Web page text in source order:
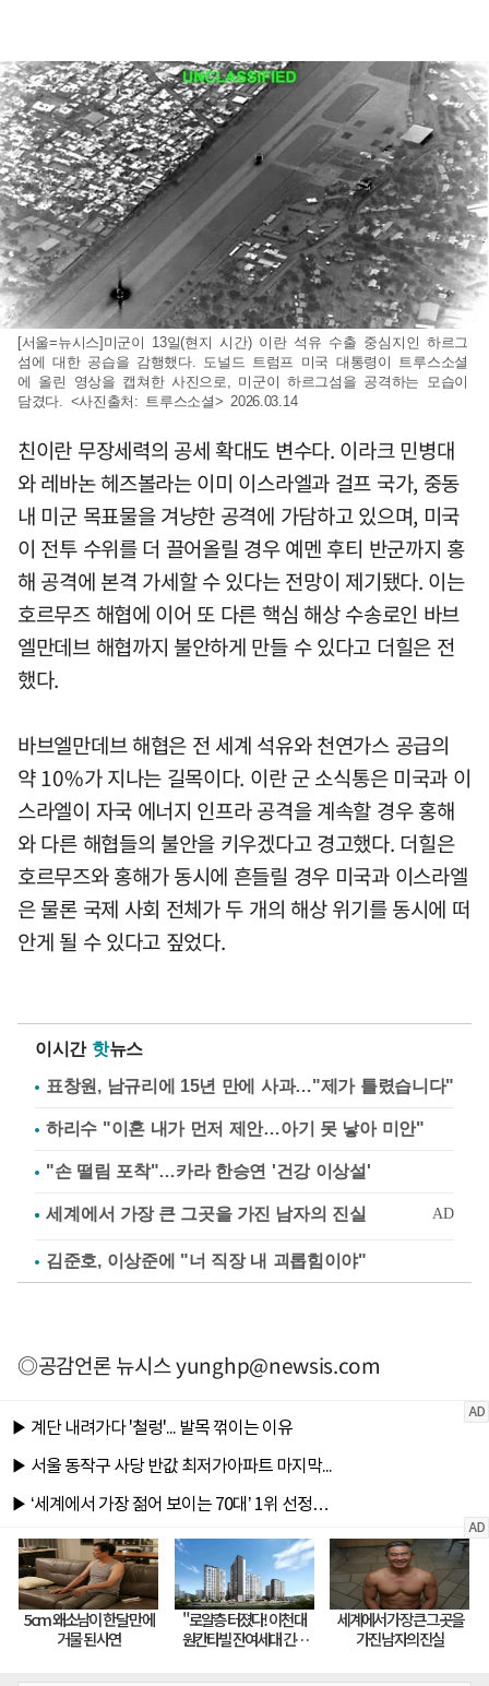
[서울=뉴시스]미군이 13일(현지 시간) 이란 석유 수출 중심지인 하르그
섬에 대한 공습을 감행했다. 도널드 트럼프 미국 대통령이 트루스소셜
에 올린 영상을 캡쳐한 사진으로, 미군이 하르그섬을 공격하는 모습이
담겼다. <사진출처: 트루스소셜> 2026.03.14
친이란 무장세력의 공세 확대도 변수다. 이라크 민병대
와 레바논 헤즈볼라는 이미 이스라엘과 걸프 국가, 중동
내 미군 목표물을 겨냥한 공격에 가담하고 있으며, 미국
이 전투 수위를 더 끌어올릴 경우 예멘 후티 반군까지 홍
해 공격에 본격 가세할 수 있다는 전망이 제기됐다. 이는
호르무즈 해협에 이어 또 다른 핵심 해상 수송로인 바브
엘만데브 해협까지 불안하게 만들 수 있다고 더힐은 전
했다.
바브엘만데브 해협은 전 세계 석유와 천연가스 공급의
약 10%가 지나는 길목이다. 이란 군 소식통은 미국과 이
스라엘이 자국 에너지 인프라 공격을 계속할 경우 홍해
와 다른 해협들의 불안을 키우겠다고 경고했다. 더힐은
호르무즈와 홍해가 동시에 흔들릴 경우 미국과 이스라엘
은 물론 국제 사회 전체가 두 개의 해상 위기를 동시에 떠
안게 될 수 있다고 짚었다.
이시간 핫뉴스
표창원, 남규리에 15년 만에 사과…"제가 틀렸습니다"
하리수 "이혼 내가 먼저 제안…아기 못 낳아 미안"
"손 떨림 포착"…카라 한승연 '건강 이상설'
김준호, 이상준에 "너 직장 내 괴롭힘이야"
◎공감언론 뉴시스yunghp@newsis.com